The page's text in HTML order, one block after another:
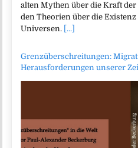
alten Mythen über die Kraft
den Theorien über die
Universen. [...]
Grenzüberschreitungen:
Herausforderungen unserer